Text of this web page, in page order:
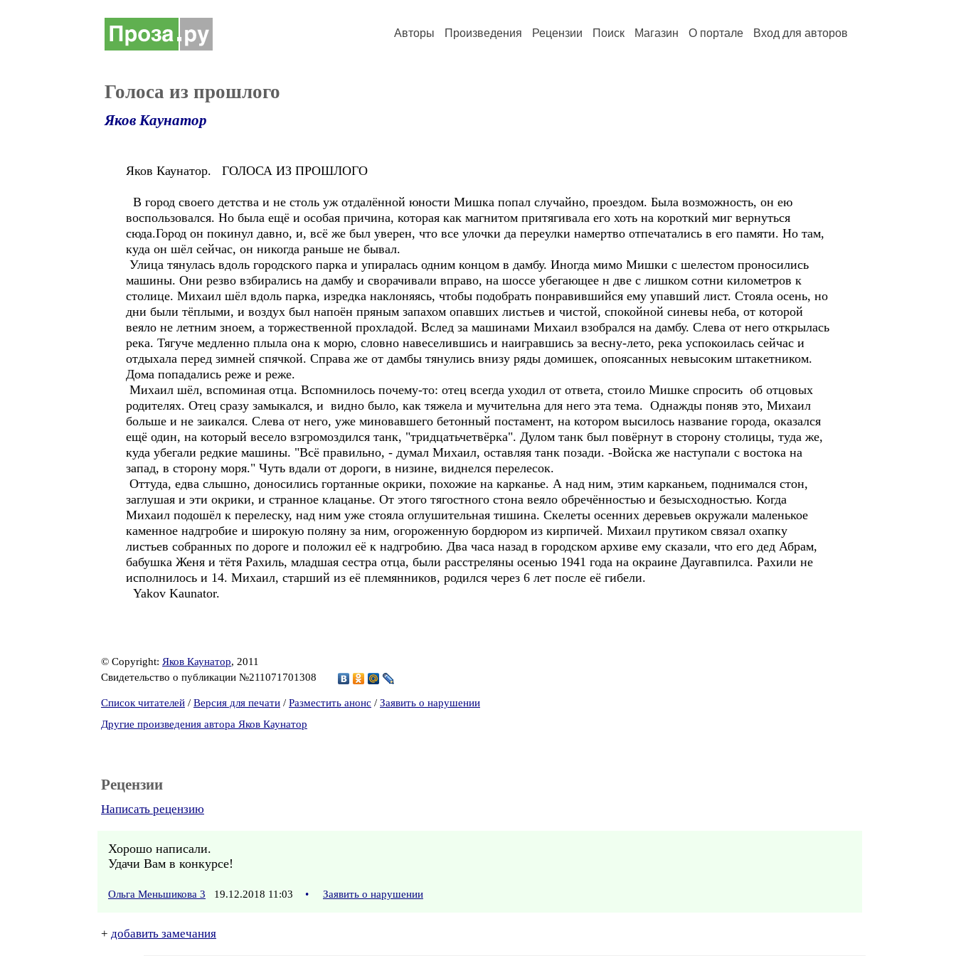
Авторы Произведения Рецензии Поиск Магазин О портале Вход для авторов
Голоса из прошлого
Яков Каунатор
Яков Каунатор. ГОЛОСА ИЗ ПРОШЛОГО
В город своего детства и не столь уж отдалённой юности Мишка попал случайно, проездом. Была возможность, он ею
воспользовался. Но была ещё и особая причина, которая как магнитом притягивала его хоть на короткий миг вернуться
сюда.Город он покинул давно, и, всё же был уверен, что все улочки да переулки намертво отпечатались в его памяти. Но там,
куда он шёл сейчас, он никогда раньше не бывал.
Улица тянулась вдоль городского парка и упиралась одним концом в дамбу. Иногда мимо Мишки с шелестом проносились
машины. Они резво взбирались на дамбу и сворачивали вправо, на шоссе убегающее н две с лишком сотни километров к
столице. Михаил шёл вдоль парка, изредка наклоняясь, чтобы подобрать понравившийся ему упавший лист. Стояла осень, но
дни были тёплыми, и воздух был напоён пряным запахом опавших листьев и чистой, спокойной синевы неба, от которой
веяло не летним зноем, а торжественной прохладой. Вслед за машинами Михаил взобрался на дамбу. Слева от него открылась
река. Тягуче медленно плыла она к морю, словно навеселившись и наигравшись за весну-лето, река успокоилась сейчас и
отдыхала перед зимней спячкой. Справа же от дамбы тянулись внизу ряды домишек, опоясанных невысоким штакетником.
Дома попадались реже и реже.
Михаил шёл, вспоминая отца. Вспомнилось почему-то: отец всегда уходил от ответа, стоило Мишке спросить об отцовых
родителях. Отец сразу замыкался, и видно было, как тяжела и мучительна для него эта тема. Однажды поняв это, Михаил
больше и не заикался. Слева от него, уже миновавшего бетонный постамент, на котором высилось название города, оказался
ещё один, на который весело взгромоздился танк, "тридцатьчетвёрка". Дулом танк был повёрнут в сторону столицы, туда же,
куда убегали редкие машины. "Всё правильно, - думал Михаил, оставляя танк позади. -Войска же наступали с востока на
запад, в сторону моря." Чуть вдали от дороги, в низине, виднелся перелесок.
Оттуда, едва слышно, доносились гортанные окрики, похожие на карканье. А над ним, этим карканьем, поднимался стон,
заглушая и эти окрики, и странное клацанье. От этого тягостного стона веяло обречённостью и безысxодностью. Когда
Михаил подошёл к перелеску, над ним уже стояла оглушительная тишина. Скелеты осенних деревьев окружали маленькое
каменное надгробие и широкую поляну за ним, огороженную бордюром из кирпичей. Михаил прутиком связал охапку
листьев собранных по дороге и положил её к надгробию. Два часа назад в городском архиве ему сказали, что его дед Абрам,
бабушка Женя и тётя Рахиль, младшая сестра отца, были расстреляны осенью 1941 года на окраине Даугавпилса. Рахили не
исполнилось и 14. Михаил, старший из её племянников, родился через 6 лет после её гибели.
Yakov Kaunator.
© Copyright: Яков Каунатор, 2011
Свидетельство о публикации №211071701308
Список читателей / Версия для печати / Разместить анонс / Заявить о нарушении
Другие произведения автора Яков Каунатор
Рецензии
Написать рецензию
Хорошо написали.
Удачи Вам в конкурсе!
Ольга Меньшикова 3 19.12.2018 11:03 • Заявить о нарушении
+ добавить замечания